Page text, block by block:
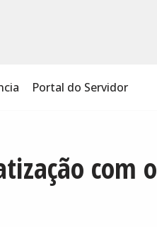
Portal do Servidor
com o